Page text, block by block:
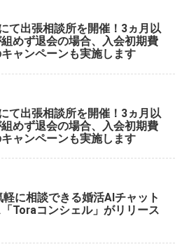
て出張相談所を開催！3ヵ月以
めず退会の場合、入会初期費
ャンペーンも実施します
て出張相談所を開催！3ヵ月以
めず退会の場合、入会初期費
ャンペーンも実施します
軽に相談できる婚活AIチャット
Toraコンシェル」がリリース